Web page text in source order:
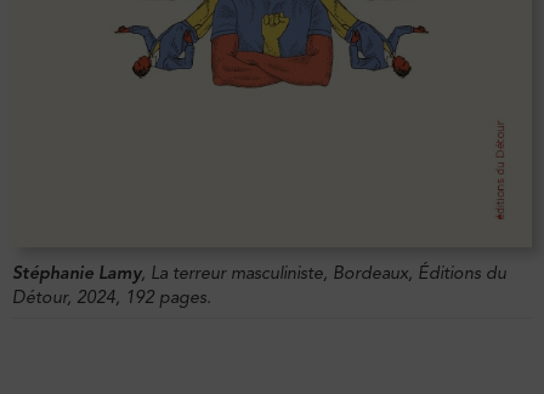
Stéphanie Lamy, La terreur masculiniste, Bordeaux, Éditions du
Détour, 2024, 192 pages.